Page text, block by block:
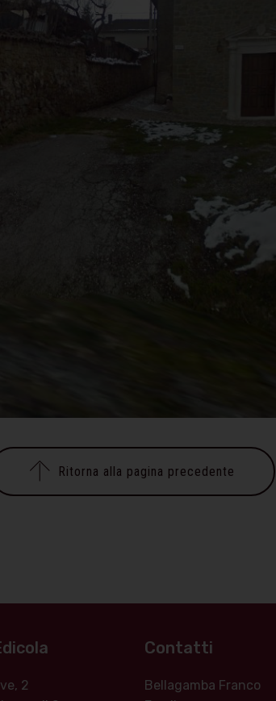
Ritorna alla pagina precedente
Nuove, 2
Contatti
Bellagamba Franco